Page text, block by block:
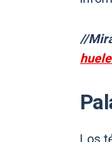
//